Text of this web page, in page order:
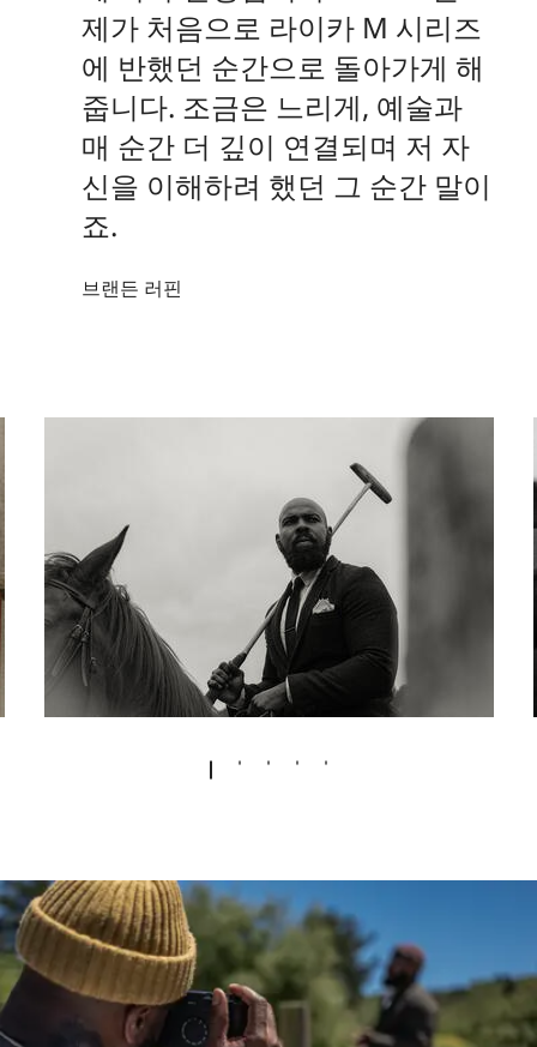
제가 처음으로 라이카 M 시리즈
에 반했던 순간으로 돌아가게 해
줍니다. 조금은 느리게, 예술과
매 순간 더 깊이 연결되며 저 자
신을 이해하려 했던 그 순간 말이
죠.
브랜든 러핀